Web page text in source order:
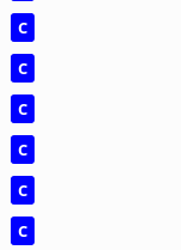
C
C
C
C
C
C